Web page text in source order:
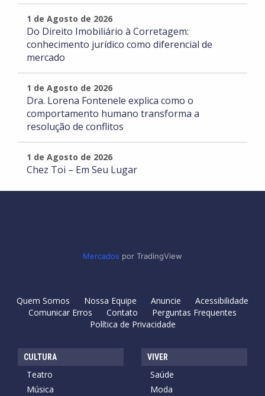
1 de Agosto de 2026
Do Direito Imobiliário à Corretagem:
conhecimento jurídico como diferencial de
mercado
1 de Agosto de 2026
Dra. Lorena Fontenele explica como o
comportamento humano transforma a
resolução de conflitos
1 de Agosto de 2026
Chez Toi – Em Seu Lugar
Mercados por TradingView
Quem Somos Nossa Equipe Anuncie
Acessibilidade
Comunicar Erros
Contato
Perguntas Frequentes
Política de Privacidade
CULTURA
Teatro
Música
VIVER
Saúde
Moda